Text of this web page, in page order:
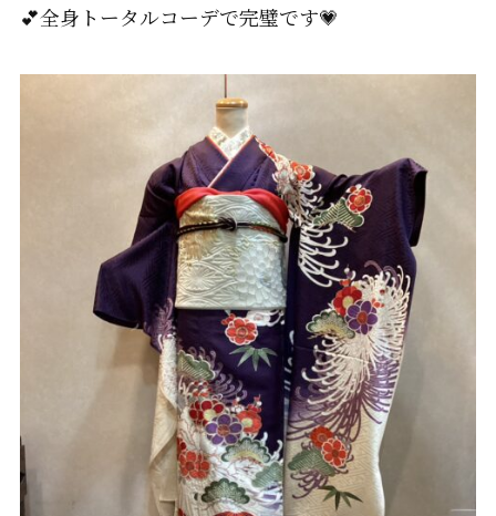
💕全身トータルコーデで完璧です💗